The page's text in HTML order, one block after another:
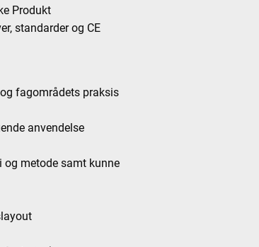
Produkt
standarder og CE
fagområdets praksis
anvendelse
og metode samt kunne